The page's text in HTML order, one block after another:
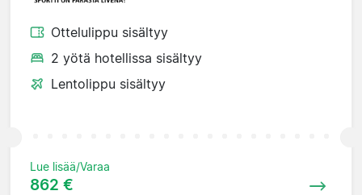
Ottelulippu sisältyy
2 yötä hotellissa sisältyy
Lentolippu sisältyy
Lue lisää/Varaa
862 €